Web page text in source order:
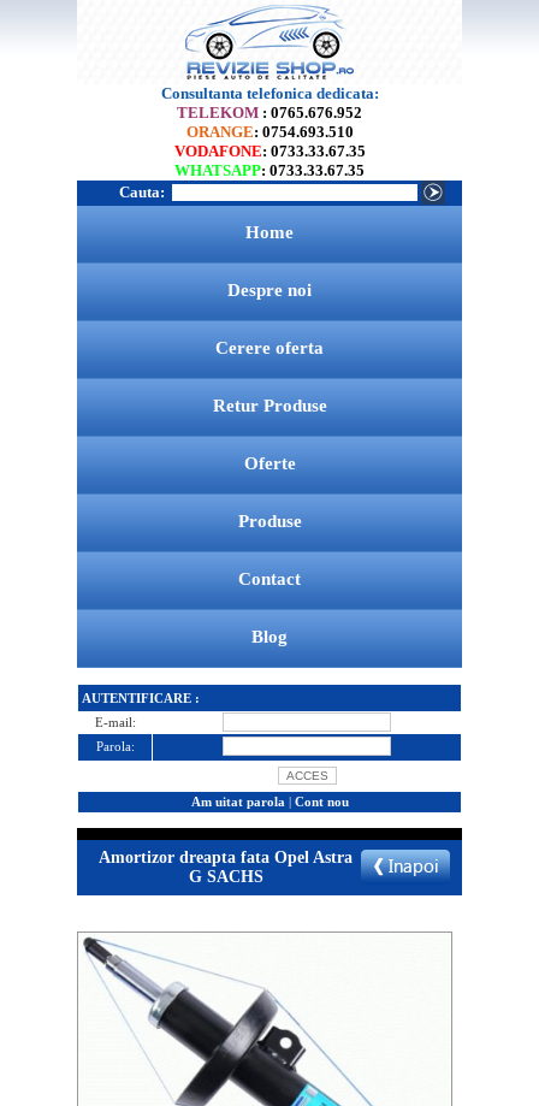
Consultanta telefonica dedicata:
TELEKOM : 0765.676.952
ORANGE: 0754.693.510
VODAFONE: 0733.33.67.35
WHATSAPP: 0733.33.67.35
Cauta:
Home
Despre noi
Cerere oferta
Retur Produse
Oferte
Produse
Contact
Blog
AUTENTIFICARE :
E-mail:
Parola:
Am uitat parola | Cont nou
Amortizor dreapta fata Opel Astra
G SACHS